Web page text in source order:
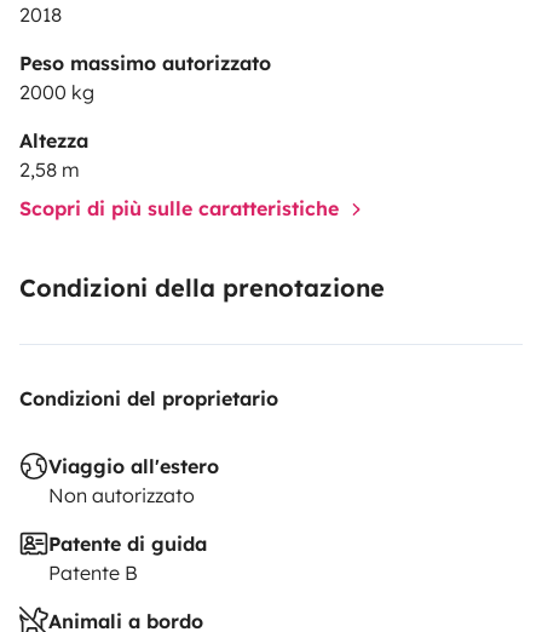
2018
Peso massimo autorizzato
2000 kg
Altezza
2,58 m
Scopri di più sulle caratteristiche
Condizioni della prenotazione
Condizioni del proprietario
Viaggio all'estero
Non autorizzato
Patente di guida
Patente B
Animali a bordo